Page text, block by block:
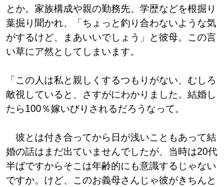
とか。家族構成や親の勤務先、学歴などを根掘り
葉掘り聞かれ、「ちょっと釣り合わないような気
がするけど、まあいいでしょう」と彼母。この言
い草にア然としてしまいます。
「この人は私と親しくするつもりがない、むしろ
敵視していると、さすがにわかりました。結婚し
たら100％嫁いびりされるだろうなって。
彼とは付き合ってから日が浅いこともあって結
婚の話はまだ出ていませんでしたが、当時は20代
半ばですからそこは年齢的にも意識するじゃない
ですか。けど、このお義母さんじゃ彼がきちんと